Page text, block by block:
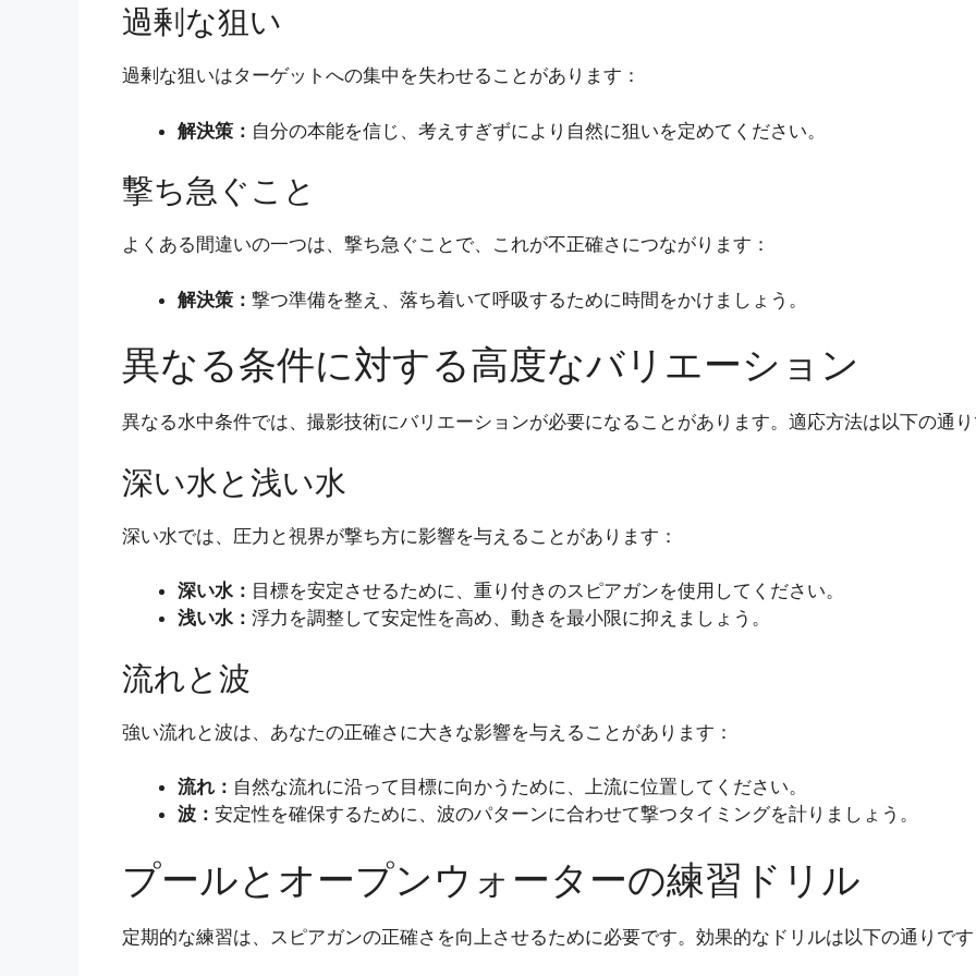
過剰な狙い
過剰な狙いはターゲットへの集中を失わせることがあります：
解決策： 自分の本能を信じ、考えすぎずにより自然に狙いを定めてください。
撃ち急ぐこと
よくある間違いの一つは、撃ち急ぐことで、これが不正確さにつながります：
解決策： 撃つ準備を整え、落ち着いて呼吸するために時間をかけましょう。
異なる条件に対する高度なバリエーション
異なる水中条件では、撮影技術にバリエーションが必要になることがあります。適応方法は以下の通
深い水と浅い水
深い水では、圧力と視界が撃ち方に影響を与えることがあります：
深い水： 目標を安定させるために、重り付きのスピアガンを使用してください。
浅い水： 浮力を調整して安定性を高め、動きを最小限に抑えましょう。
流れと波
強い流れと波は、あなたの正確さに大きな影響を与えることがあります：
流れ： 自然な流れに沿って目標に向かうために、上流に位置してください。
波： 安定性を確保するために、波のパターンに合わせて撃つタイミングを計りましょう。
プールとオープンウォーターの練習ドリル
定期的な練習は、スピアガンの正確さを向上させるために必要です。効果的なドリルは以下の通りで